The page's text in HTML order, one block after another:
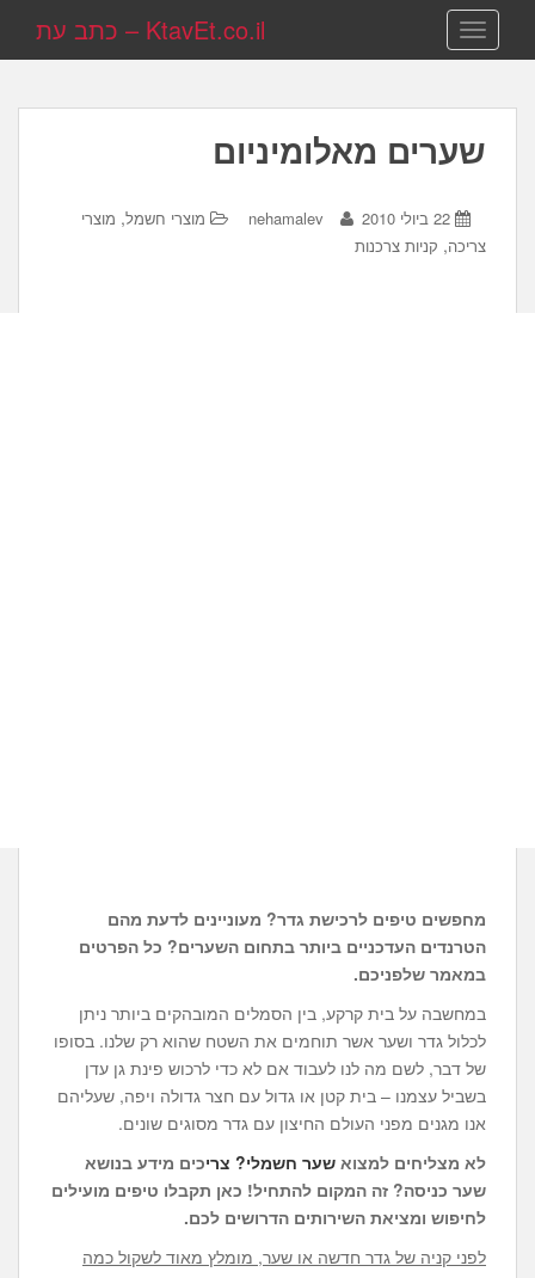
TOGGLE NAVIGATION KtavEt.co.il – כתב עת
שערים מאלומיניום
22 ביולי 2010 nehamalev מוצרי חשמל, מוצרי
צריכה, קניות צרכנות
מחפשים טיפים לרכישת גדר? מעוניינים לדעת מהם
הטרנדים העדכניים ביותר בתחום השערים? כל הפרטים
במאמר שלפניכם.
במחשבה על בית קרקע, בין הסמלים המובהקים ביותר ניתן
לכלול גדר ושער אשר תוחמים את השטח שהוא רק שלנו. בסופו
של דבר, לשם מה לנו לעבוד אם לא כדי לרכוש פינת גן עדן
בשביל עצמנו – בית קטן או גדול עם חצר גדולה ויפה, שעליהם
אנו מגנים מפני העולם החיצון עם גדר מסוגים שונים.
לא מצליחים למצוא שער חשמלי? צריכים מידע בנושא
שער כניסה? זה המקום להתחיל! כאן תקבלו טיפים מועילים
לחיפוש ומציאת השירותים הדרושים לכם.
לפני קניה של גדר חדשה או שער, מומלץ מאוד לשקול כמה